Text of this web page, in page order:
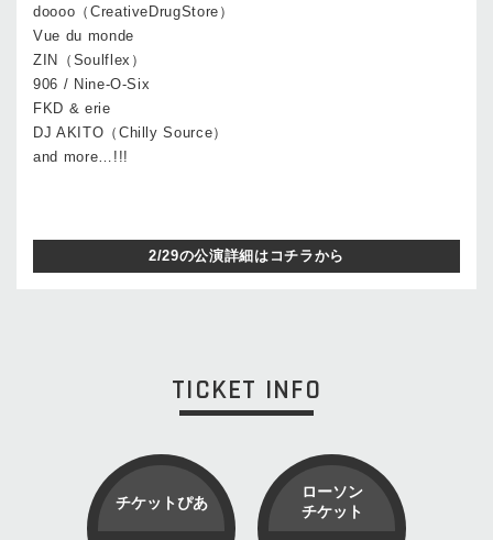
doooo（CreativeDrugStore）
Vue du monde
ZIN（Soulflex）
906 / Nine-O-Six
FKD & erie
DJ AKITO（Chilly Source）
and more…!!!
2/29の公演詳細はコチラから
TICKET INFO
チケットぴあ
ローソン
チケット